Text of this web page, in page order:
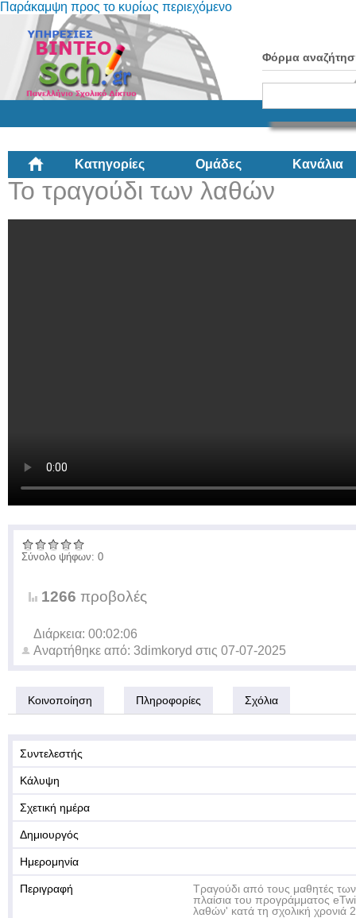
Παράκαμψη προς το κυρίως περιεχόμενο
Φόρμα
Κατηγορίες Ομάδες Κανάλια
Το τραγούδι των λαθών
Σύνολο ψήφων: 0
1266 προβολές
Διάρκεια: 00:02:06
Αναρτήθηκε από: 3dimkoryd στις 07-07-2025
Κοινοποίηση Πληροφορίες Σχόλια
Συντελεστής
Κάλυψη
Σχετική ημέρα
Δημιουργός
Ημερομηνία
Περιγραφή
Τραγούδι από τους μαθητές
πλαίσια του προγράμματος
λαθών' κατά τη σχολική χρονιά